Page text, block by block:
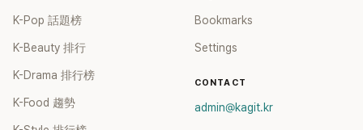
K-Pop 話題榜
K-Beauty 排行
K-Drama 排行榜
K-Food 趨勢
Bookmarks
Settings
CONTACT
admin@kagit.kr